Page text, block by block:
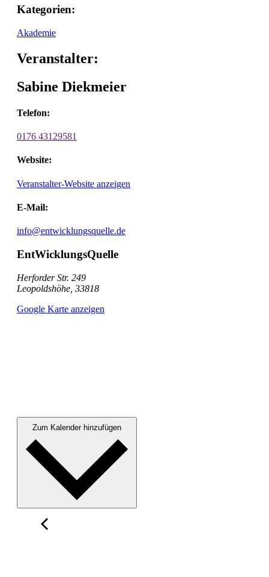
Kategorien:
Akademie
Veranstalter:
Sabine Diekmeier
Telefon:
0176 43129581
Website:
Veranstalter-Website anzeigen
E-Mail:
info@entwicklungsquelle.de
EntWicklungsQuelle
Herforder Str. 249
Leopoldshöhe 33818
Google Karte anzeigen